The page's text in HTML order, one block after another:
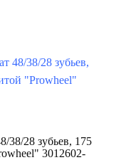
38/28 зубьев, 175
3012602-